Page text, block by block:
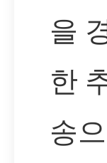
을
한
송